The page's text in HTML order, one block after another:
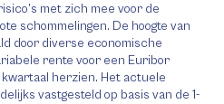
met zich mee voor de
schommelingen. De hoogte van
door diverse economische
rente voor een Euribor
herzien. Het actuele
vastgesteld op basis van de 1-